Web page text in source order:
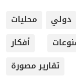
دولي
محليات
أفكار
تقارير مصورة